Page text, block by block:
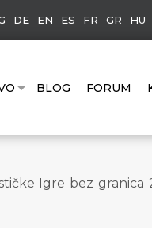
DE EN ES FR GR HU
BLOG FORUM
Igre bez granica